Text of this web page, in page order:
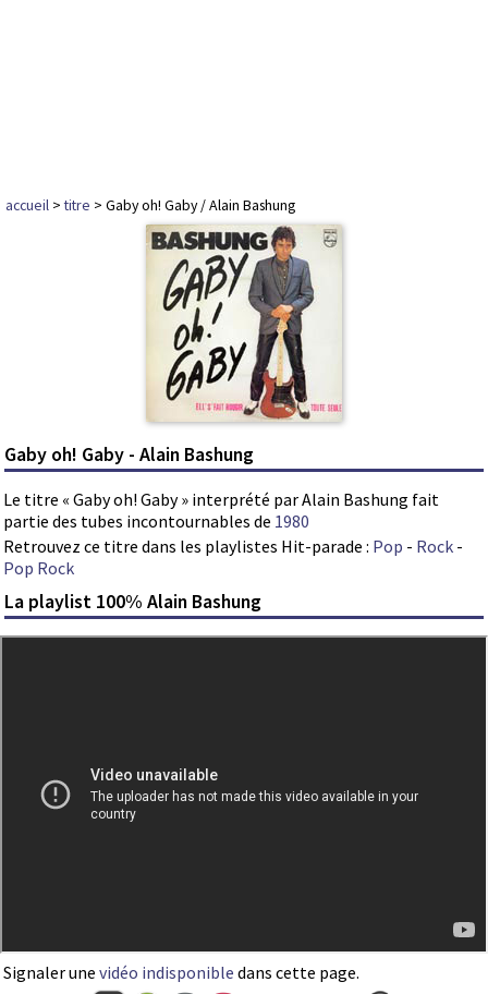
accueil >titre > Gaby oh! Gaby / Alain Bashung
Gaby oh! Gaby - Alain Bashung
Le titre « Gaby oh! Gaby » interprété par Alain Bashung fait
partie des tubes incontournables de 1980
Retrouvez ce titre dans les playlistes Hit-parade : Pop - Rock -
Pop Rock
La playlist 100% Alain Bashung
Signaler une vidéo indisponible dans cette page.